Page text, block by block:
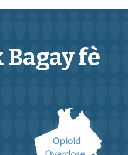
Bagayfè